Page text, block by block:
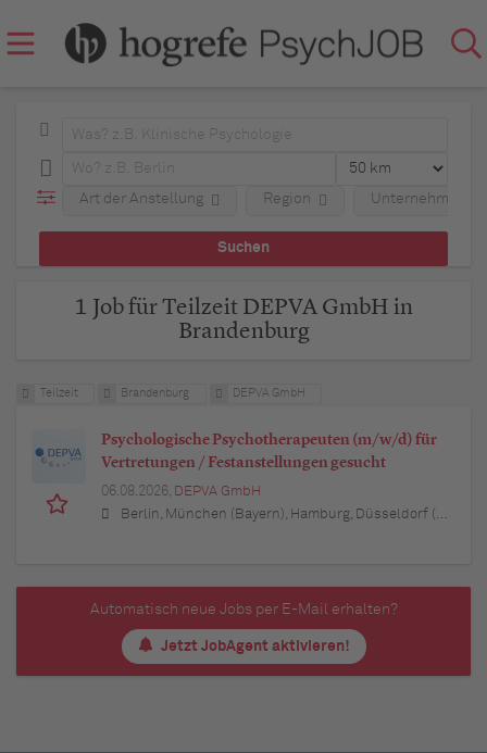
Art der Anstellung Region Unternehmen
1 Job für Teilzeit DEPVA GmbH in
Brandenburg
Teilzeit Brandenburg DEPVA GmbH
Psychologische Psychotherapeuten (m/w/d) für
Vertretungen / Festanstellungen gesucht
06.08.2026, DEPVA GmbH
Berlin, München (Bayern), Hamburg, Düsseldorf (Nordrhein-Westfalen), Köln (Nordrhein-Westfalen), Essen (Nordrhein-Westfalen), Dortmund (Nordrhein-Westfalen), Stuttgart (Baden-Württemberg), Heilbronn (Baden-Württemberg), Hannover (Niedersachsen), Rostock (Mecklenburg-Vorpommern), Kiel (Schleswig-Holstein), Augsburg (Bayern), Nürnberg (Bayern), Frankfurt am Main (Hessen), Bremen, Schwerin (Mecklenburg-Vorpommern), Mainz (Rheinland-Pfalz), Saarbrücken (Saarland), Dresden (Sachsen), Magdeburg (Sachsen-Anhalt), Potsdam (Brandenburg), Erfurt (Thüringen), Würzburg (Bayern), Heilbronn (Baden-Württemberg), Leipzig (Sachsen)
Automatisch neue Jobs per E-Mail erhalten?
Jetzt JobAgent aktivieren!